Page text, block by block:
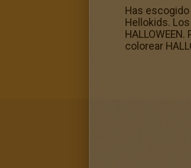
Has
Hellokids.
colorear